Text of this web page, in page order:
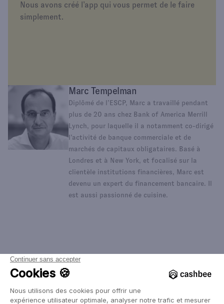
Nous avons créé l’app qui vous permet de le faire
simplement.
Marc Tempelman
Diplômé de l’ESCP, Marc a travaillé pendant
plus de 20 ans chez Bank of America Merrill
Lynch, pour laquelle il a notamment co-dirigé
l’activité de banque commerciale et de
marchés de capitaux obligataires. Basé à
Londres et à New York, et focalisé sur la
clientèle institutions financières, Marc est
devenu un expert du financement bancaire. Il
est aussi passionné de cuisine.
Dans la même catégorie